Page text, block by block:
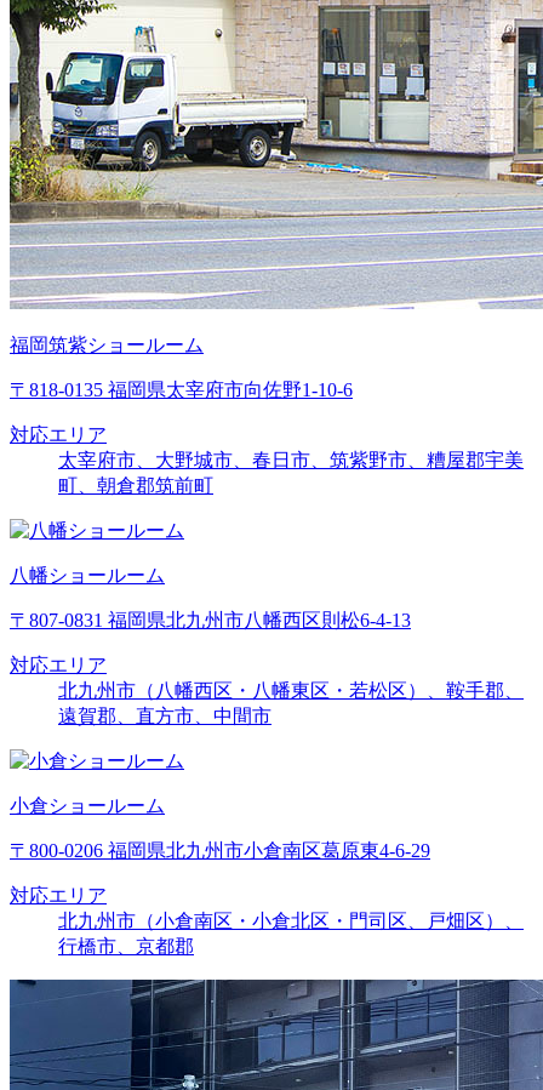
福岡筑紫ショールーム
〒818-0135 福岡県太宰府市向佐野1-10-6
対応エリア
太宰府市、大野城市、春日市、筑紫野市、糟屋郡宇美
町、朝倉郡筑前町
八幡ショールーム
〒807-0831 福岡県北九州市八幡西区則松6-4-13
対応エリア
北九州市（八幡西区・八幡東区・若松区）、鞍手郡、
遠賀郡、直方市、中間市
小倉ショールーム
〒800-0206 福岡県北九州市小倉南区葛原東4-6-29
対応エリア
北九州市（小倉南区・小倉北区・門司区、戸畑区）、
行橋市、京都郡